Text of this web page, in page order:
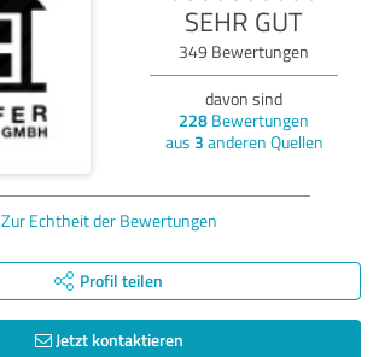
SEHR GUT
349 Bewertungen
davon sind
228 Bewertungen
aus 3 anderen Quellen
Zur Echtheit der Bewertungen
Profil teilen
Jetzt kontaktieren